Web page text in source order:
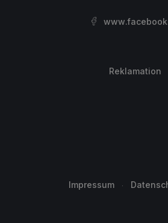
Reklamation
Impressum